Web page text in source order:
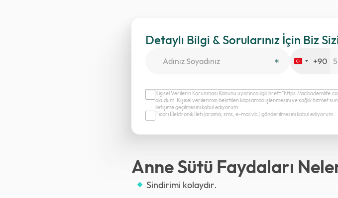
Detaylı Bilgi & Sorularınız İçin Biz
Turkey
+90
Kişisel Verilerin Korunması Kanunu uyarınca ilgili href="https://
okudum. Kişisel verilerimin belirtilen kapsamda işlenmesini ve sağlık hizmet
iletişime geçilmesini kabul ediyorum.
Ticari Elektronik İleti (arama, sms, e-mail vb.) gönderilmesini kabul ediyorum.
Anne Sütü Faydaları
Sindirimi kolaydır.